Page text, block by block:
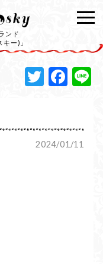
ンド
ー)」
2024/01/11